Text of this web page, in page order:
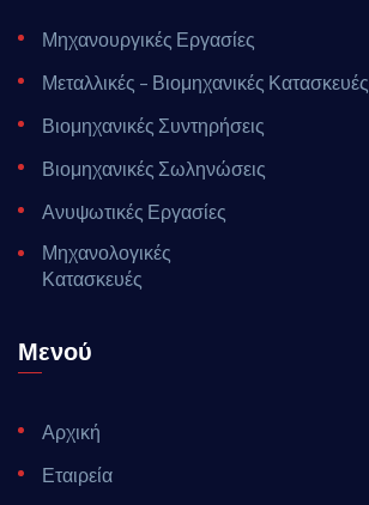
Μηχανουργικές Εργασίες
Μεταλλικές – Βιομηχανικές Κατασκευές
Βιομηχανικές Συντηρήσεις
Βιομηχανικές Σωληνώσεις
Ανυψωτικές Εργασίες
Μηχανολογικές
Κατασκευές
Μενού
Αρχική
Εταιρεία